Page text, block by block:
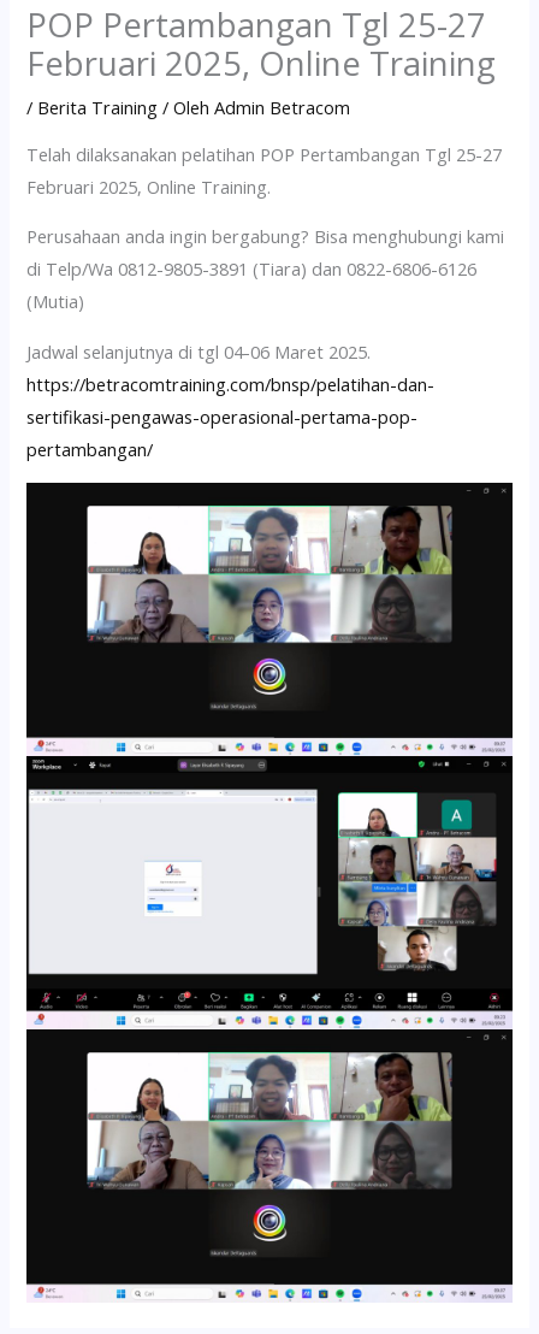
POP Pertambangan Tgl 25-27
Februari 2025, Online Training
/ Berita Training / OlehAdmin Betracom
Telah dilaksanakan pelatihan POP Pertambangan Tgl 25-27
Februari 2025, Online Training.
Perusahaan anda ingin bergabung? Bisa menghubungi kami
di Telp/Wa 0812-9805-3891 (Tiara) dan 0822-6806-6126
(Mutia)
Jadwal selanjutnya di tgl 04-06 Maret 2025.
https://betracomtraining.com/bnsp/pelatihan-dan-
sertifikasi-pengawas-operasional-pertama-pop-
pertambangan/